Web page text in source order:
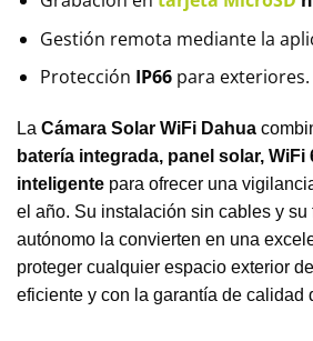
Gestión remota mediante la
Protección IP66para exteriores.
La Cámara Solar WiFi Dahua
batería integrada, panel solar, WiFi
inteligente para ofrecer una
el año. Su instalación sin cables y
autónomo la convierten en una
proteger cualquier espacio exterior
eficiente y con la garantía de calidad